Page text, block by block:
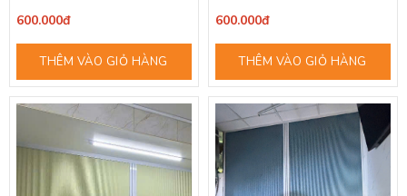
600.000đ
THÊM VÀO GIỎ HÀNG
600.000đ
THÊM VÀO GIỎ HÀNG